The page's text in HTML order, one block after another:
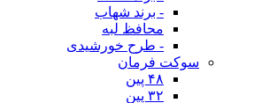
- برند شهاب
محافظ لبه
- طرح خورشیدی
سوکت فرمان
۴۸ پین
۳۲ پین